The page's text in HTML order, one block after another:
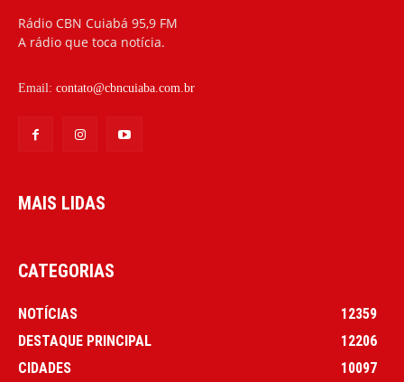
Rádio CBN Cuiabá 95,9 FM
A rádio que toca notícia.
Email: contato@cbncuiaba.com.br
MAIS LIDAS
CATEGORIAS
NOTÍCIAS
12359
DESTAQUE PRINCIPAL
12206
CIDADES
10097